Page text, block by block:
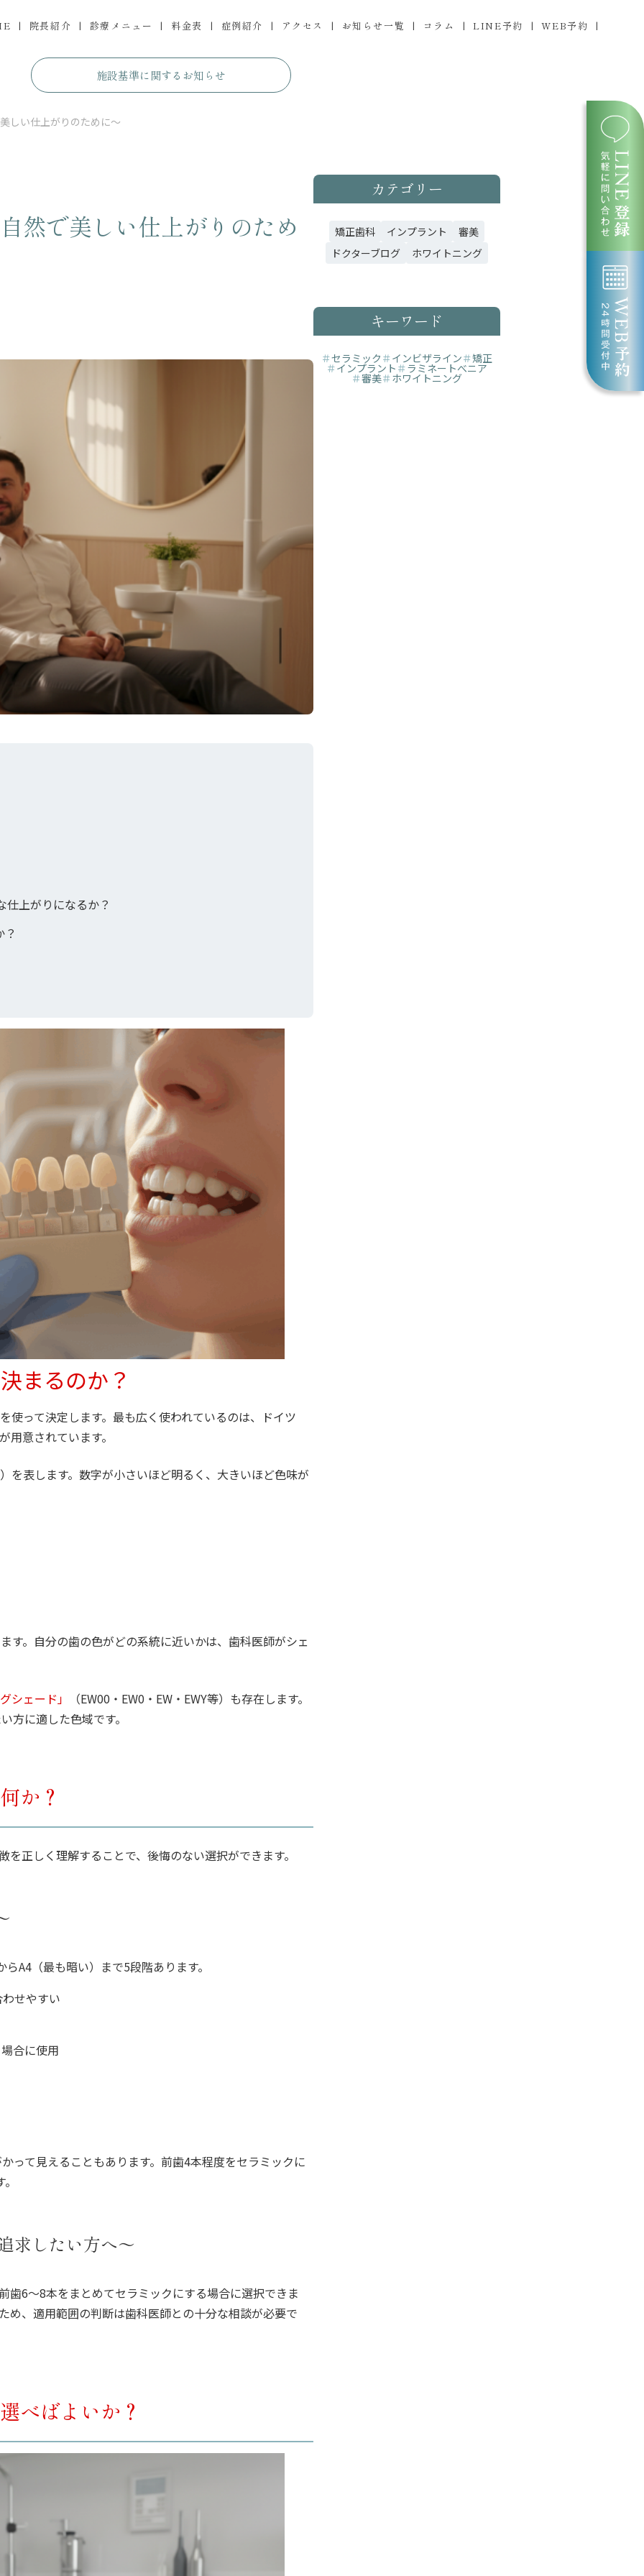
院長紹介 診療メニュー 料金表 症例紹介 アクセス お知らせ一覧 コラム LINE予約 WEB予約
施設基準に関するお知らせ
しい仕上がりのために〜
然で美しい仕上がりのため
仕上がりになるか？
まるのか？
使って決定します。最も広く使われているのは、ドイツ
意されています。
を表します。数字が小さいほど明るく、大きいほど色味が
す。自分の歯の色がどの系統に近いかは、歯科医師がシェ
シェード」
（EW00・EW0・EW・EWY等）も存在します。
方に適した色域です。
か？
正しく理解することで、後悔のない選択ができます。
A4（最も暗い）まで5段階あります。
せやすい
合に使用
って見えることもあります。前歯4本程度をセラミックに
求したい方へ〜
歯6〜8本をまとめてセラミックにする場合に選択できま
め、適用範囲の判断は歯科医師との十分な相談が必要で
べばよいか？
カテゴリー
矯正歯科 インプラント
審美
ドクターブログ
ホワイトニング
キーワード
＃セラミック ＃インビザライン＃矯正
＃インプラント ＃ラミネートべニア
＃審美＃ホワイトニング